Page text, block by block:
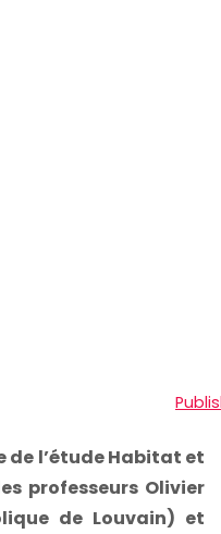
de l’étude Habitat et
professeurs Olivier
de Louvain) et